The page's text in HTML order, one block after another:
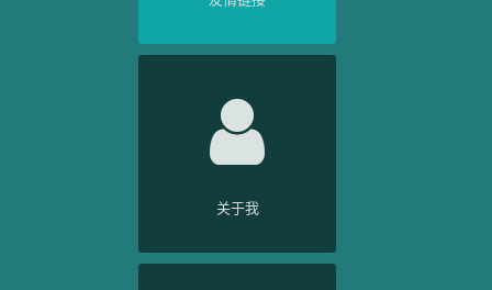
关于我